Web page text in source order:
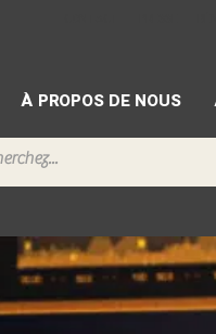
À PROPOS DE NOUS